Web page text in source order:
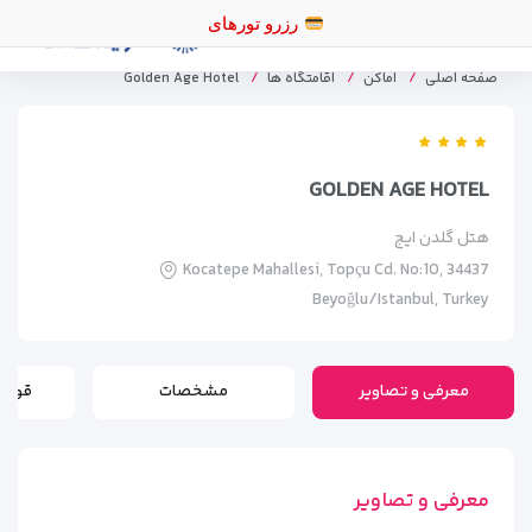
رزرو تورهای اقساطی ب
صفحه اصلی اماکن اقامتگاه ها Golden Age Hotel
GOLDEN AGE HOTEL
هتل گلدن ایج
Kocatepe Mahallesi, Topçu Cd. No:10, 34437
Beyoğlu/Istanbul, Turkey
معرفی و تصاویر مشخصات
معرفی و تصاویر